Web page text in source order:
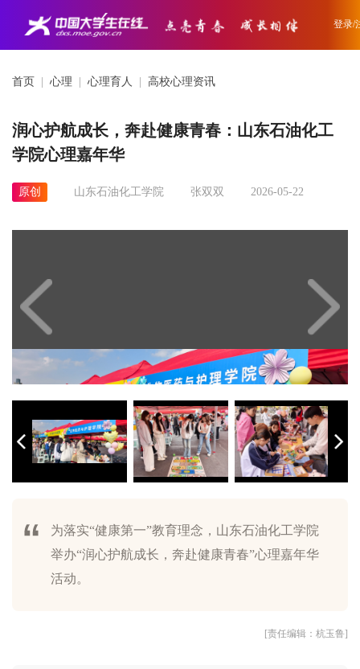
登录/
首页 心理 心理育人 高校心理资讯
润心护航成长，奔赴健康青春：山东石油化工
学院心理嘉年华
原创 山东石油化工学院 张双双 2026-05-22
师生体验活动现场
“情绪跳格，心晴迈步”解压活动
“拈花相框，封册留香”干花相框制作
“拾光藏绪，瓶载心安”彩砂瓶DIY活动
“布艺创想，趣手漫绘”不织布拼贴
积分集章奖品兑换活动
“健康进校园”问诊咨询区
“送你一朵小红花”赋能打卡区
为落实“健康第一”教育理念，山东石油化工学院
举办“润心护航成长，奔赴健康青春”心理嘉年华
活动。
[责任编辑：杭玉鲁]